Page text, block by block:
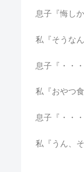
息子『悔し
私『そうな
息子『・・
私『おやつ食
息子『・・・
私『うん、